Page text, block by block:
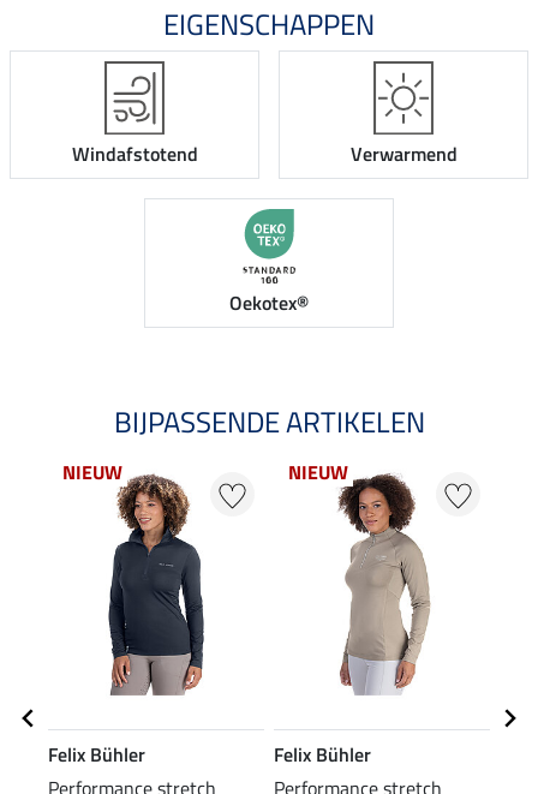
EIGENSCHAPPEN
Windafstotend Verwarmend
Oekotex®
BIJPASSENDE ARTIKELEN
NIEUW
Felix Bühler
Performance stretch
NIEUW
Felix Bühler
Performance stretch